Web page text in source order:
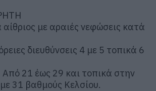
αίθριος με αραιές νεφώσεις κατά
διευθύνσεις 4 με 5 τοπικά 6
21 έως 29 και τοπικά στην
31 βαθμούς Κελσίου.